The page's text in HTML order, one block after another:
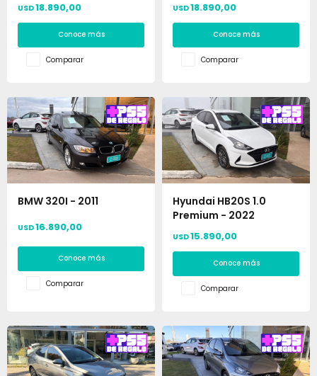
USD18.890,00
Conoce más
Comparar
USD18.890,00
Conoce más
Comparar
BMW 320I - 2011
USD16.890,00
Conoce más
Comparar
Hyundai HB20S 1.0
Premium - 2022
USD15.890,00
Conoce más
Comparar